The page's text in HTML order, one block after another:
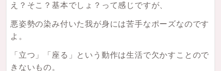
え？そこ？基本でしょ？って感じですが、
悪姿勢の染み付いた我が身には苦手なポーズなのです
よ。
「立つ」「座る」という動作は生活で欠かすことので
きないもの。